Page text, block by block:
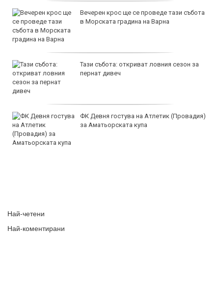
Вечерен крос ще се проведе тази събота
в Морската градина на Варна
Тази събота: откриват ловния сезон за
пернат дивеч
ФК Девня гостува на Атлетик (Провадия)
за Аматьорската купа
Най-четени
Най-коментирани